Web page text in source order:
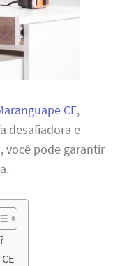
CE,
desafiadora e
você pode garantir